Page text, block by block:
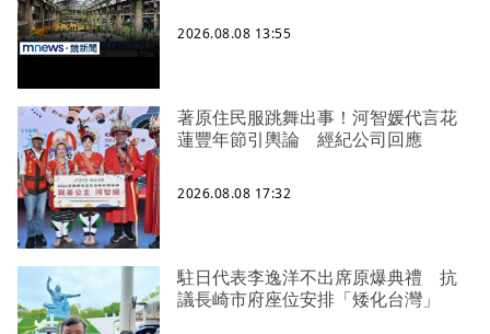
2026.08.08 13:55
著原住民服跳舞出事！河智媛代言花
蓮豐年節引輿論 經紀公司回應
2026.08.08 17:32
駐日代表李逸洋不出席原爆典禮 抗
議長崎市府座位安排「矮化台灣」